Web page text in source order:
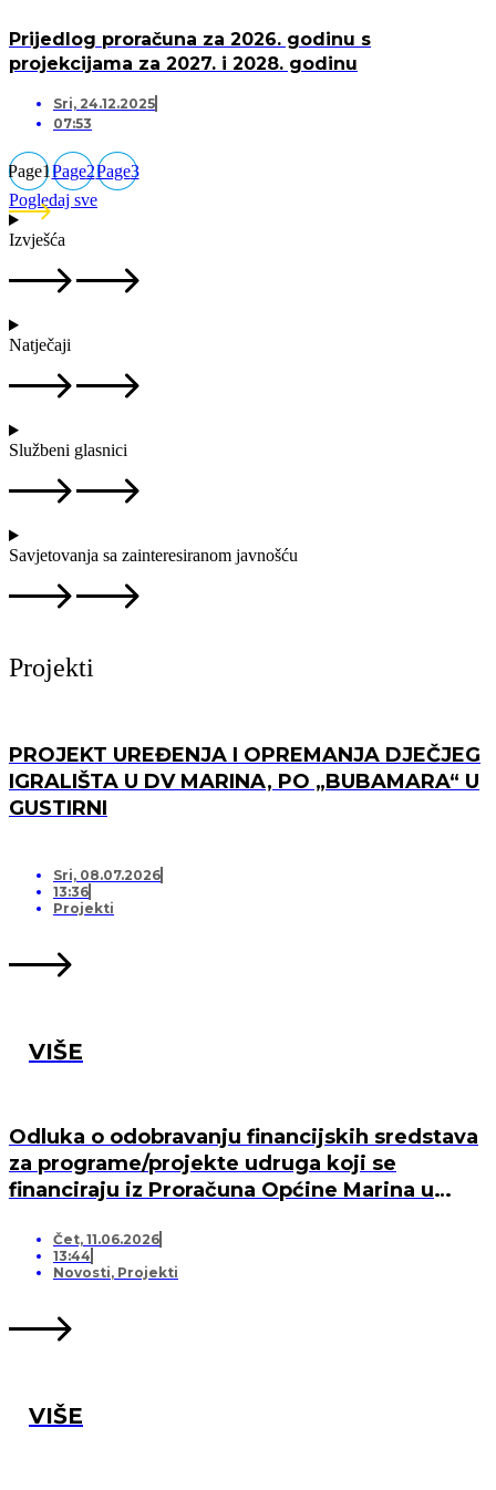
Prijedlog proračuna za 2026. godinu s
projekcijama za 2027. i 2028. godinu
Sri, 24.12.2025
07:53
Page1Page2Page3
Pogledaj sve
Izvješća
Natječaji
Službeni glasnici
Savjetovanja sa zainteresiranom javnošću
Projekti
PROJEKT UREĐENJA I OPREMANJA DJEČJEG
IGRALIŠTA U DV MARINA, PO „BUBAMARA“ U
GUSTIRNI
Sri, 08.07.2026
13:36
Projekti
VIŠE
Odluka o odobravanju financijskih sredstava
za programe/projekte udruga koji se
financiraju iz Proračuna Općine Marina u
Čet, 11.06.2026
13:44
Novosti, Projekti
VIŠE